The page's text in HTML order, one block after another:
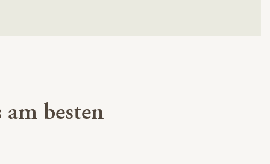
besten